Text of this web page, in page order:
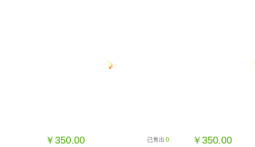
￥350.00 已售出 0 ￥350.00